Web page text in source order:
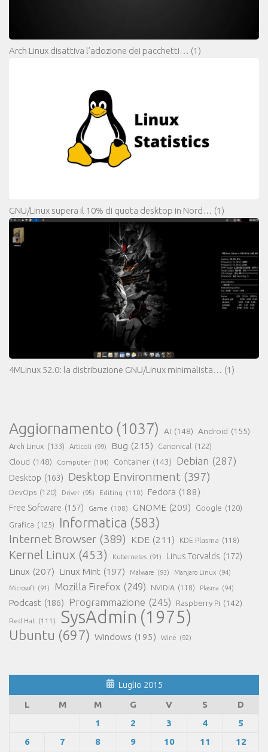
Arch Linux disattiva l’adozione dei pacchetti… (1)
GNU/Linux supera il 10% di quota desktop in Nord… (1)
4MLinux 52.0: la distribuzione GNU/Linux minimalista… (1)
Aggiornamento (1037) AI (148) Android (155)
Arch Linux (133) Articoli (99) Bug (215) Canonical (122)
Cloud (148) Computer (104) Container (143) Debian (287)
Desktop (163) Desktop Environment (397)
DevOps (120) Driver (95) Editing (110) Fedora (188)
Free Software (157) Game (108) GNOME (209) Google (120)
Grafica (125) Informatica (583)
Internet Browser (389) KDE (211) KDE Plasma (118)
Kernel Linux (453) Kubernetes (91) Linus Torvalds (172)
Linux (207) Linux Mint (197) Malware (93) Manjaro Linux (94)
Microsoft (91) Mozilla Firefox (249) NVIDIA (118) Plasma (94)
Podcast (186) Programmazione (245) Raspberry Pi (142)
Red Hat (111) SysAdmin (1975)
Ubuntu (697) Windows (195) Wine (92)
Luglio 2015
L
M M G V S
D
1
2 3 4
5
6
7 8 9 10 11
12